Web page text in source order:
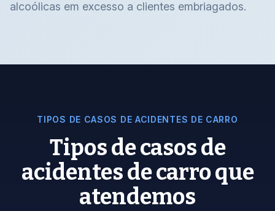
alcoólicas em excesso a clientes embriagados.
TIPOS DE CASOS DE ACIDENTES DE CARRO
Tipos de casos de
acidentes de carro que
atendemos